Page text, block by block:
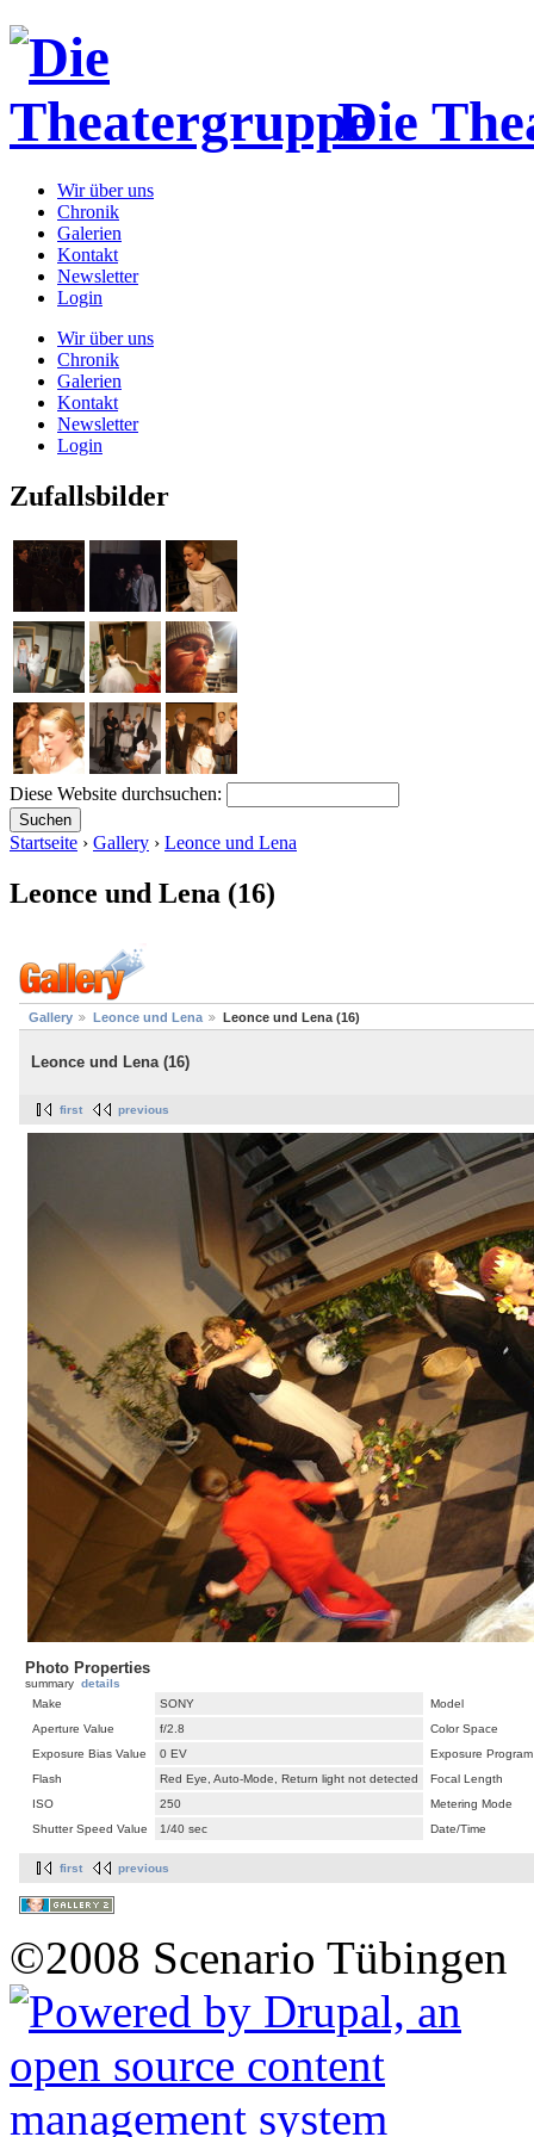
Die
Wir über uns
Chronik
Galerien
Kontakt
Newsletter
Login
Wir über uns
Chronik
Galerien
Kontakt
Newsletter
Login
Zufallsbilder
Diese Website durchsuchen:
Startseite › Gallery › Leonce und Lena
Leonce und Lena (16)
Gallery Leonce und Lena Leonce und Lena (16)
Leonce und Lena (16)
first previous
Photo Properties
summary details
Make
SONY
Model
Aperture Value
f/2.8
Color Space
Exposure Bias Value
0 EV
Exposure Program
Flash
Red Eye, Auto-Mode, Return light not detected
Focal Length
ISO
250
Metering Mode
Shutter Speed Value
1/40 sec Date/Time
first previous
©2008 Scenario Tübingen